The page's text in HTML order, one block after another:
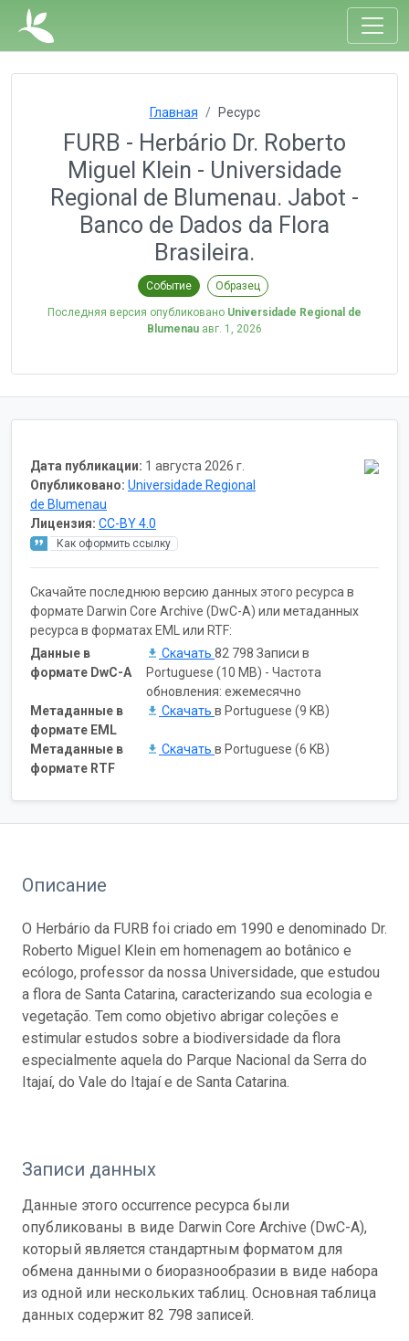
Главная Ресурс
FURB - Herbário Dr. Roberto
Miguel Klein - Universidade
Regional de Blumenau. Jabot -
Banco de Dados da Flora
Brasileira.
Событие Образец
Последняя версия опубликовано Universidade Regional de
Blumenau авг. 1, 2026
Дата публикации: 1 августа 2026 г.
Опубликовано: Universidade Regional
de Blumenau
Лицензия: CC-BY 4.0
Как оформить ссылку
Скачайте последнюю версию данных этого ресурса в
формате Darwin Core Archive (DwC-A) или метаданных
ресурса в форматах EML или RTF:
Данные в
формате DwC-A
Скачать 82 798 Записи в
Portuguese (10 MB) - Частота
обновления: ежемесячно
Метаданные в
формате EML
Скачать в Portuguese (9 KB)
Метаданные в
формате RTF
Скачать в Portuguese (6 KB)
Описание
O Herbário da FURB foi criado em 1990 e denominado Dr.
Roberto Miguel Klein em homenagem ao botânico e
ecólogo, professor da nossa Universidade, que estudou
a flora de Santa Catarina, caracterizando sua ecologia e
vegetação. Tem como objetivo abrigar coleções e
estimular estudos sobre a biodiversidade da flora
especialmente aquela do Parque Nacional da Serra do
Itajaí, do Vale do Itajaí e de Santa Catarina.
Записи данных
Данные этого occurrence ресурса были
опубликованы в виде Darwin Core Archive (DwC-A),
который является стандартным форматом для
обмена данными о биоразнообразии в виде набора
из одной или нескольких таблиц. Основная таблица
данных содержит 82 798 записей.